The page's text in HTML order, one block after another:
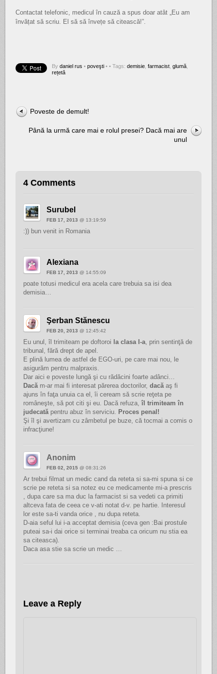
Contactat telefonic, medicul în cauză a spus doar atât „Eu am
învățat să scriu. El să să învețe să citească!”.
Bydaniel rus • poveşti • • Tags:demisie ,farmacist ,glumă
rețetă
Poveste de demult!
Până la urmă care mai e rolul presei? Dacă mai are
unul
4 Comments
Surubel
FEB 17, 2013 @ 13:19:59
:)) bun venit in Romania
Alexiana
FEB 17, 2013 @ 14:55:09
poate totusi medicul era acela care trebuia sa isi dea
demisia…
Şerban Stănescu
FEB 20, 2013 @ 12:45:42
Eu unul, îl trimiteam pe doftoroi la clasa I-a, prin sentinţă de
tribunal, fără drept de apel.
E plină lumea de astfel de EGO-uri, pe care mai nou, le
asigurăm pentru malpraxis.
Dar aici e poveste lungă şi cu rădăcini foarte adânci…
Dacăm-ar mai fi interesat părerea doctorilor, dacăaş fi
ajuns în faţa unuia ca el, îi ceream să scrie reţeta pe
româneşte, să pot citi şi eu. Dacă refuza,îl trimiteam în
judecatăpentru abuz în serviciu. Proces penal!
Şi îl şi avertizam cu zâmbetul pe buze, că tocmai a comis o
infracţiune!
Anonim
FEB 02, 2015@ 08:31:26
Ar trebui filmat un medic cand da reteta si sa-mi spuna si ce
scrie pe reteta si sa notez eu ce medicamente mi-a prescris
, dupa care sa ma duc la farmacist si sa vedeti ca primiti
altceva fata de ceea ce v-ati notat d-v. pe hartie. Interesul
lor este sa-ti vanda orice , nu dupa reteta.
D-aia seful lui i-a acceptat demisia (ceva gen :Bai prostule
puteai sa-i dai orice si terminai treaba ca oricum nu stia ea
sa citeasca).
Daca asa stie sa scrie un medic …
Leave a Reply